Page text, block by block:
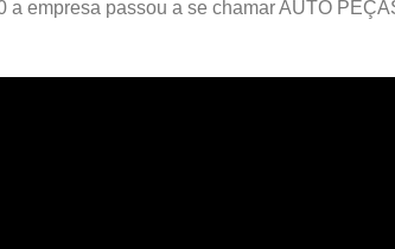
a empresa passou a se chamar AUTO